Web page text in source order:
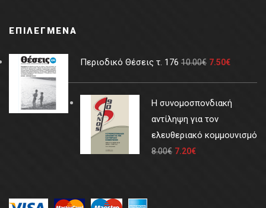
ΕΠΙΛΕΓΜΈΝΑ
Περιοδικό Θέσεις τ. 176 10.00€ 7.50€
Η συνομοσπονδιακή
αντίληψη για τον
ελευθεριακό κομμουνισμό
8.00€ 7.20€